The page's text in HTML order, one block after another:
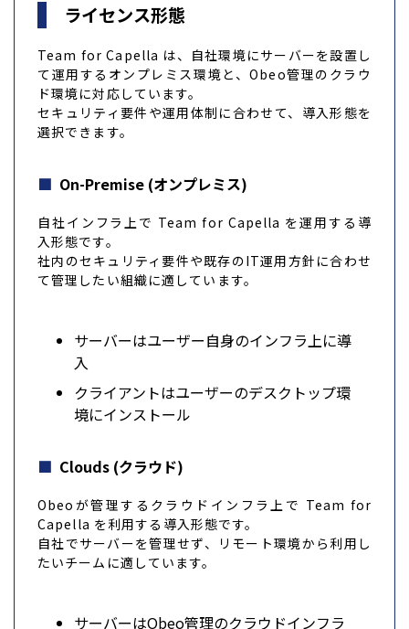
ライセンス形態
Team for Capella は、自社環境にサーバーを設置し
て運用するオンプレミス環境と、Obeo管理のクラウ
ド環境に対応しています。
セキュリティ要件や運用体制に合わせて、導入形態を
選択できます。
On-Premise (オンプレミス)
自社インフラ上で Team for Capella を運用する導
入形態です。
社内のセキュリティ要件や既存のIT運用方針に合わせ
て管理したい組織に適しています。
サーバーはユーザー自身のインフラ上に導
入
クライアントはユーザーのデスクトップ環
境にインストール
Clouds (クラウド)
Obeoが管理するクラウドインフラ上で Team for
Capella を利用する導入形態です。
自社でサーバーを管理せず、リモート環境から利用し
たいチームに適しています。
サーバーはObeo管理のクラウドインフラ